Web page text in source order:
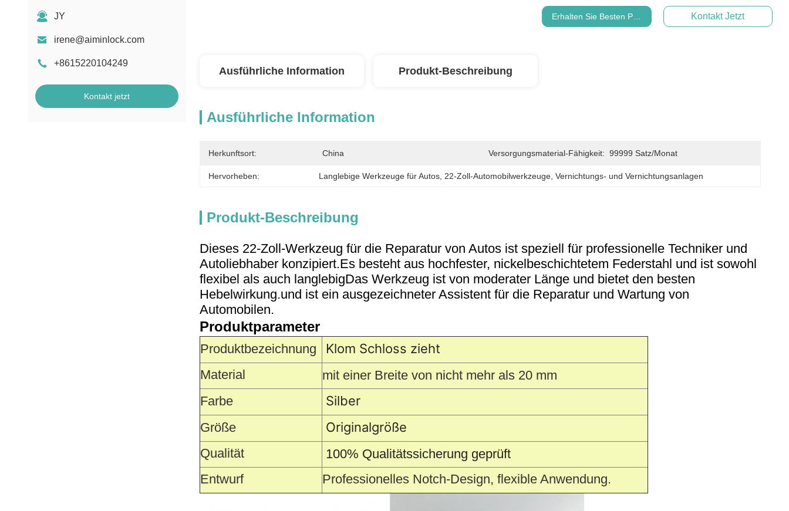
JY
irene@aiminlock.com
+8615220104249
Kontakt jetzt
Erhalten Sie Besten Preis Kontakt Jetzt
Ausführliche Information Produkt-Beschreibung
Ausführliche Information
Herkunftsort: China Versorgungsmaterial-Fähigkeit: 99999 Satz/Monat
Hervorheben: Langlebige Werkzeuge für Autos 22-Zoll-Automobilwerkzeuge , Vernichtungs- und Vernichtungsanlagen
Produkt-Beschreibung
Dieses 22-Zoll-Werkzeug für die Reparatur von Autos ist speziell für professionelle Techniker und
Autoliebhaber konzipiert.Es besteht aus hochfester, nickelbeschichtetem Federstahl und ist sowohl
flexibel als auch langlebigDas Werkzeug ist von moderater Länge und bietet den besten
Hebelwirkung.und ist ein ausgezeichneter Assistent für die Reparatur und Wartung von
Automobilen.
Produktparameter
Produktbezeichnung Klom Schloss zieht
Material
mit einer Breite von nicht mehr als 20 mm
Farbe
Silber
Größe Originalgröße
Qualität
100% Qualitätssicherung geprüft
Entwurf
Professionelles Notch-Design, flexible Anwendung.